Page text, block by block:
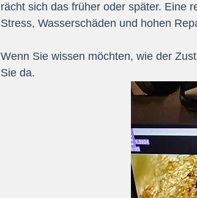
rächt sich das früher oder später. Eine
Stress, Wasserschäden und hohen
Wenn Sie wissen möchten, wie der
Sie da.